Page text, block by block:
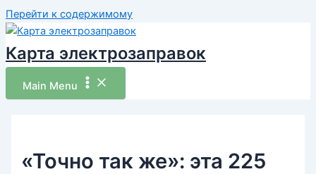
Перейти к содержимому
Карта электрозаправок
Main Menu
«Точно так же»: эта 225